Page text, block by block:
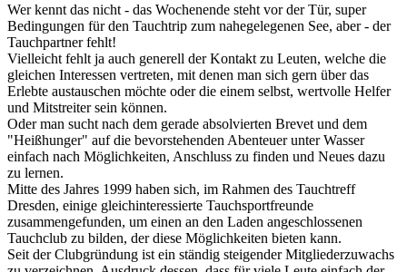
Wer kennt das nicht - das Wochenende steht vor der Tür, super
Bedingungen für den Tauchtrip zum nahegelegenen See, aber - der
Tauchpartner fehlt!
Vielleicht fehlt ja auch generell der Kontakt zu Leuten, welche die
gleichen Interessen vertreten, mit denen man sich gern über das
Erlebte austauschen möchte oder die einem selbst, wertvolle Helfer
und Mitstreiter sein können.
Oder man sucht nach dem gerade absolvierten Brevet und dem
"Heißhunger" auf die bevorstehenden Abenteuer unter Wasser
einfach nach Möglichkeiten, Anschluss zu finden und Neues dazu
zu lernen.
Mitte des Jahres 1999 haben sich, im Rahmen des Tauchtreff
Dresden, einige gleichinteressierte Tauchsportfreunde
zusammengefunden, um einen an den Laden angeschlossenen
Tauchclub zu bilden, der diese Möglichkeiten bieten kann.
Seit der Clubgründung ist ein ständig steigender Mitgliederzuwachs